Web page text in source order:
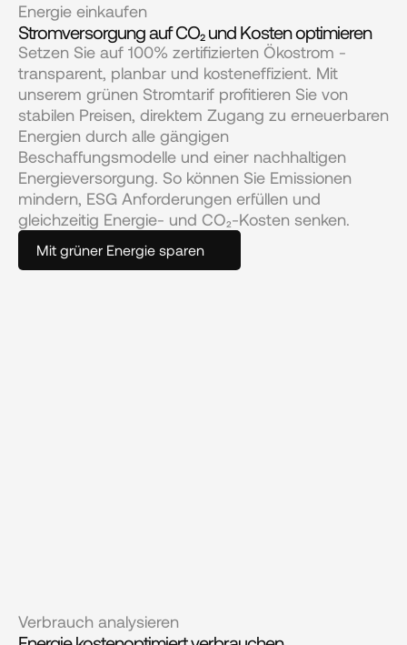
Energie einkaufen
Stromversorgung auf CO₂ und Kosten optimieren
Setzen Sie auf 100% zertifizierten Ökostrom -
transparent, planbar und kosteneffizient. Mit
unserem grünen Stromtarif profitieren Sie von
stabilen Preisen, direktem Zugang zu erneuerbaren
Energien durch alle gängigen
Beschaffungsmodelle und einer nachhaltigen
Energieversorgung. So können Sie Emissionen
mindern, ESG Anforderungen erfüllen und
gleichzeitig Energie- und CO₂-Kosten senken.
Mit grüner Energie sparen
Verbrauch analysieren